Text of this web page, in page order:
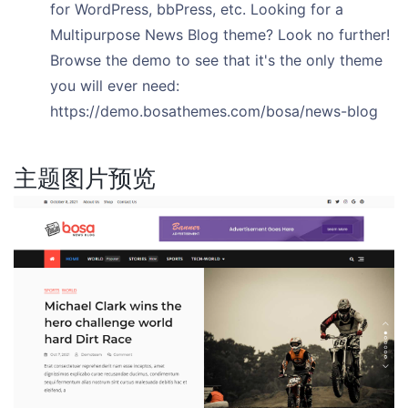
for WordPress, bbPress, etc. Looking for a
Multipurpose News Blog theme? Look no further!
Browse the demo to see that it's the only theme
you will ever need:
https://demo.bosathemes.com/bosa/news-blog
主题图片预览